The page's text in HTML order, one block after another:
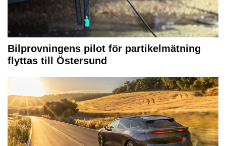
Bilprovningens pilot för partikelmätning
flyttas till Östersund